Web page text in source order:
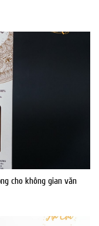
cho không gian văn